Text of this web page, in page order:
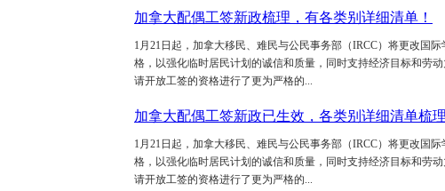
加拿大配偶工签新政梳理，有各类别详细清单！
1月21日起，加拿大移民、难民与公民事务部（IRCC）将更改国
格，以强化临时居民计划的诚信和质量，同时支持经济目标和劳
请开放工签的资格进行了更为严格的...
加拿大配偶工签新政已生效，各类别详细清单梳理
1月21日起，加拿大移民、难民与公民事务部（IRCC）将更改国
格，以强化临时居民计划的诚信和质量，同时支持经济目标和劳
请开放工签的资格进行了更为严格的...